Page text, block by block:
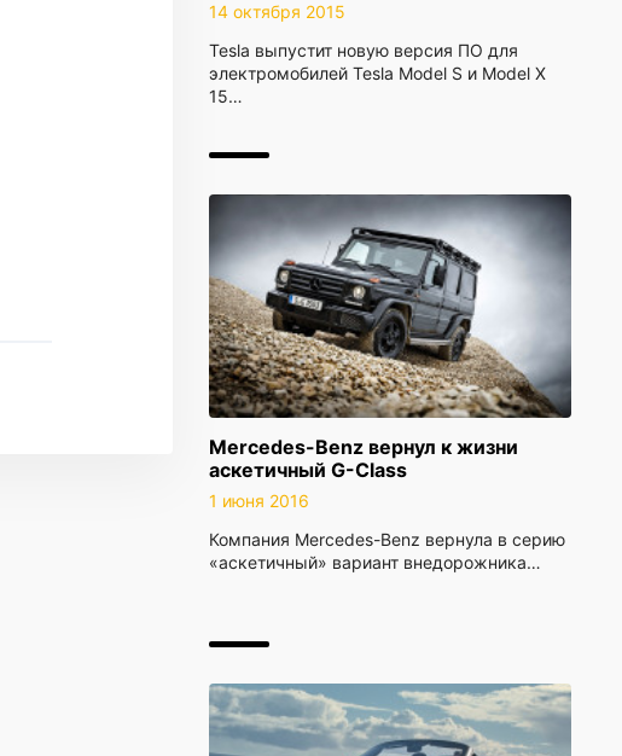
14 октября 2015
Tesla выпустит новую версия ПО для
электромобилей Tesla Model S и Model X
15…
Mercedes-Benz вернул к жизни
аскетичный G-Class
1 июня 2016
Компания Mercedes-Benz вернула в серию
«аскетичный» вариант внедорожника…